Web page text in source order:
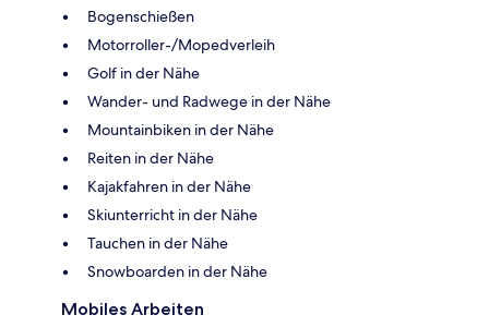
Bogenschießen
Motorroller-/Mopedverleih
Golf in der Nähe
Wander- und Radwege in der Nähe
Mountainbiken in der Nähe
Reiten in der Nähe
Kajakfahren in der Nähe
Skiunterricht in der Nähe
Tauchen in der Nähe
Snowboarden in der Nähe
Mobiles Arbeiten